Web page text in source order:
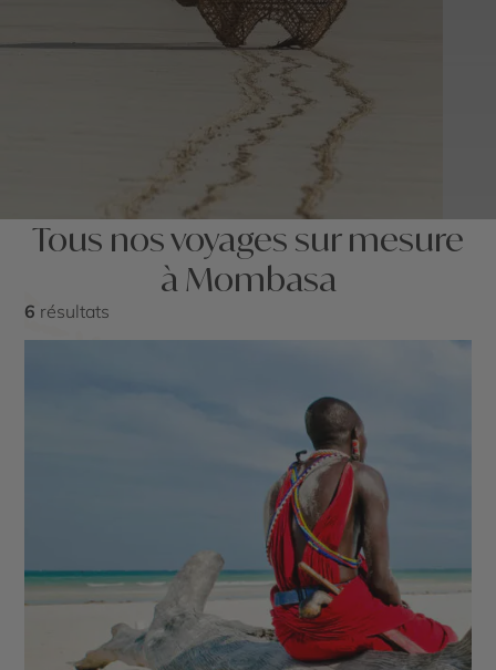
Tous nos voyages sur mesure
à Mombasa
6 résultats